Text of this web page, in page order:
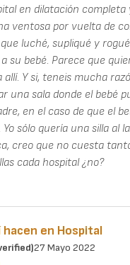
en dilatación completa
ventosa por vuelta de
luché, supliqué y
su bebé. Parece que
allí. Y si, teneis mucha
una sala donde el bebé
en el caso de que el
Yo sólo quería una silla al
creo que no cuesta
cada hospital ¿no?
hacen en Hospital
27 Mayo 2022